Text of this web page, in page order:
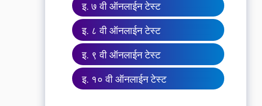
इ. ७ वी ऑनलाईन टेस्ट
इ. ८ वी ऑनलाईन टेस्ट
इ. ९ वी ऑनलाईन टेस्ट
इ. १० वी ऑनलाईन टेस्ट